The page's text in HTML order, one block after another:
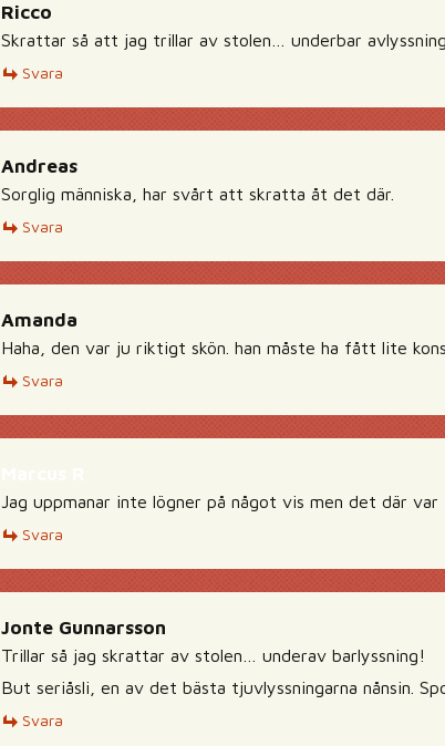
Ricco
Skrattar så att jag trillar av stolen… underbar
Svara
Andreas
Sorglig människa, har svårt att skratta åt det där.
Svara
Amanda
Haha, den var ju riktigt skön. han måste ha fått lite
Svara
Jag uppmanar inte lögner på något vis men det där
Svara
Jonte Gunnarsson
Trillar så jag skrattar av stolen… underav barlyssning!
But seriåsli, en av det bästa tjuvlyssningarna nånsin.
Svara